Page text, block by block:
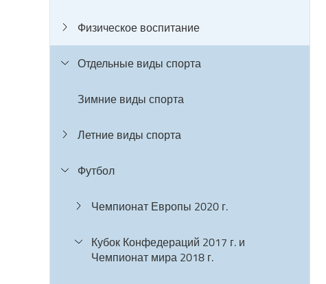
Физическое воспитание
Отдельные виды спорта
Зимние виды спорта
Летние виды спорта
Футбол
Чемпионат Европы 2020 г.
Кубок Конфедераций 2017 г. и
Чемпионат мира 2018 г.